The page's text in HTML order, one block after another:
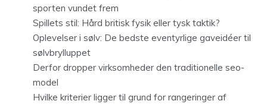
sporten vundet frem
Spillets stil: Hård britisk fysik eller tysk taktik?
Oplevelser i sølv: De bedste eventyrlige gaveidéer til
sølvbrylluppet
Derfor dropper virksomheder den traditionelle seo-
model
Hvilke kriterier ligger til grund for rangeringer af